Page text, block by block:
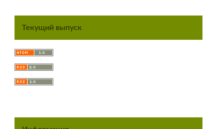
Текущий выпуск